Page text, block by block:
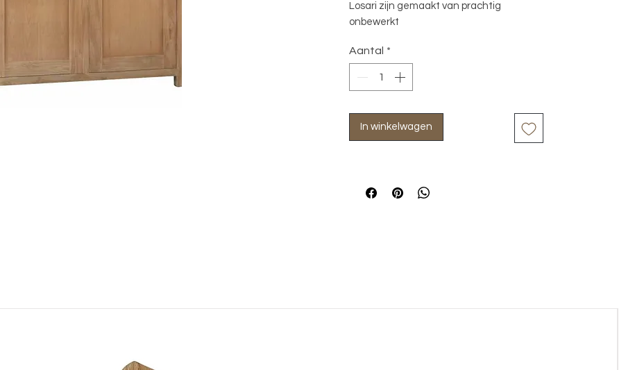
Losari zijn gemaakt van prachtig
onbewerkt
natuurlijke
materialen zijn deze meubelen tijdloos
130 x 45 x 160 (h) cm
Aantal *
In winkelwagen